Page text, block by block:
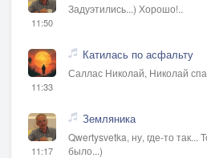
11:50
Задуэтились...) Хорошо!..
11:33
Катилась по асфальту
Саллас Николай, Николай
11:17
Земляника
Qwertysvetka, ну, где-то так...
было...)